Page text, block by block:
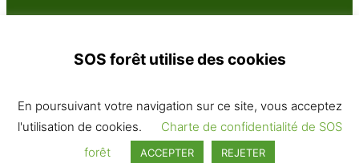
SOS Forêt France 2025
Politique de confidentialité· Contact· Plan du site
Tous droits réservés
SOS forêt utilise des cookies
En poursuivant votre navigation sur ce site, vous acceptez
l'utilisation de cookies.
Charte de confidentialité de SOS
forêt
ACCEPTER REJETER